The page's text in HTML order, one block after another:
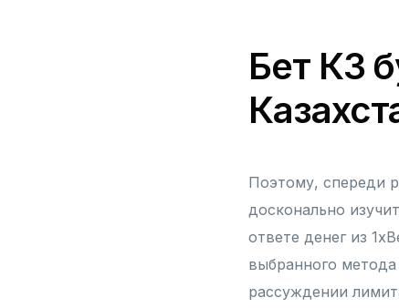
Бет КЗ
Поэтому, спереди
досконально
ответе денег из
выбранного
рассуждении